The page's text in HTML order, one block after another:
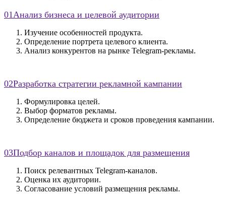
01Анализ бизнеса и целевой аудитории
Изучение особенностей продукта.
Определение портрета целевого клиента.
Анализ конкурентов на рынке Telegram-рекламы.
02Разработка стратегии рекламной кампании
Формулировка целей.
Выбор форматов рекламы.
Определение бюджета и сроков проведения кампании.
03Подбор каналов и площадок для размещения
Поиск релевантных Telegram-каналов.
Оценка их аудитории.
Согласование условий размещения рекламы.